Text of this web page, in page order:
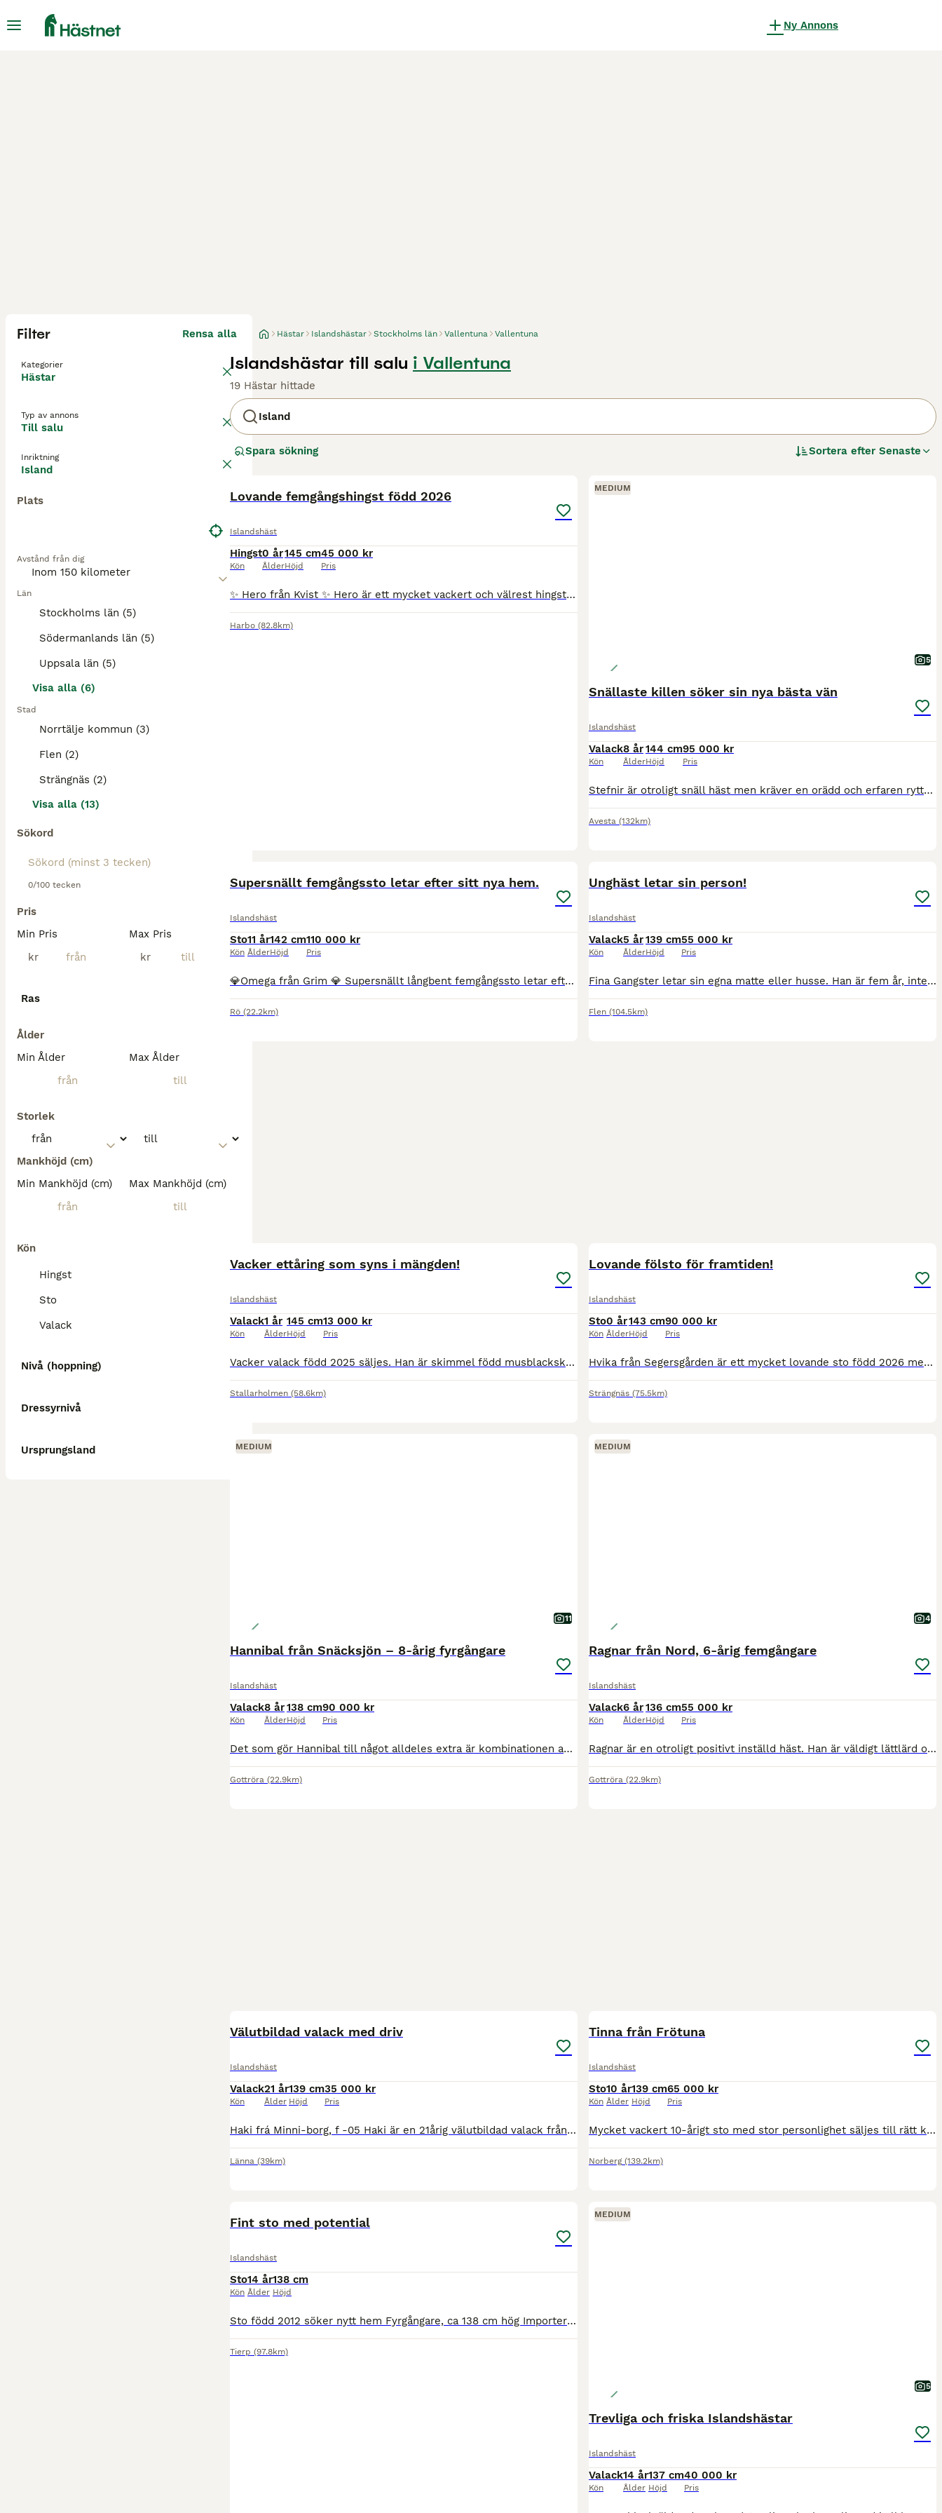
Ny Annons
Filter Rensa alla
Kategorier
Hästar
Typ av annons
Till salu
Inriktning
Island
Plats
Avstånd från dig
Län
Stockholms län (5)
Södermanlands län (5)
Uppsala län (5)
Visa alla (6)
Stad
Norrtälje kommun (3)
Flen (2)
Strängnäs (2)
Visa alla (13)
Sökord
0/100 tecken
Pris
Min Pris
kr
Max Pris
kr
Ras
Ålder
Min Ålder
Max Ålder
Storlek
Mankhöjd (cm)
Min Mankhöjd (cm)
Max Mankhöjd (cm)
Kön
Hingst
Sto
Valack
Nivå (hoppning)
Dressyrnivå
Ursprungsland
Hästar Islandshästar Stockholms län Vallentuna Vallentuna
Islandshästar till salu i Vallentuna
19 Hästar hittade
Island
Spara sökning Sortera efter Senaste
Lovande femgångshingst född 2026
Islandshäst
Hingst
Kön
0 år
Ålder
145 cm
Höjd
45 000 kr
Pris
✨ Hero från Kvist ✨ Hero är ett mycket vackert och välrest hingstföl. Han är lätt i typen med stora och elastiska rörelser. Han visar massor med tölt och en välbalanserad galopp.
Harbo (82.8km)
MEDIUM
5
Snällaste killen söker sin nya bästa vän
Islandshäst
Valack
Kön
8 år
Ålder
144 cm
Höjd
95 000 kr
Pris
Stefnir är otroligt snäll häst men kräver en orädd och erfaren ryttare då han har sin egen vilja, han är aldrig dum men väldigt bestämd och han vill gärna säga sitt och testa gränserna. När man hittat
Avesta (132km)
Supersnällt femgångssto letar efter sitt nya hem.
Islandshäst
Sto
Kön
11 år
Ålder
142 cm
Höjd
110 000 kr
Pris
💎Omega från Grim 💎 Supersnällt långbent femgångssto letar efter sitt nya hem. Fina jämna gångarter med flott tölt, bra trav och skritt. Bra galopp som blir bättre med mer styrka. Passen är taktsäke
Rö (22.2km)
Unghäst letar sin person!
Islandshäst
Valack
Kön
5 år
Ålder
139 cm
Höjd
55 000 kr
Pris
Fina Gangster letar sin egna matte eller husse. Han är fem år, inte inriden så det är tillfälle nu att starta direkt och forma honom som man vill. Han kommer absolut passa till tävlibg eller lyxig rid
Flen (104.5km)
Vacker ettåring som syns i mängden!
Islandshäst
Valack
Kön
1 år
Ålder
145 cm
Höjd
13 000 kr
Pris
Vacker valack född 2025 säljes. Han är skimmel född musblackskäck och visar redan ett otroligt lynne och fina gångarter! Han står på Island där han går i stor flock och min tanke var att han skulle
Stallarholmen (58.6km)
Lovande fölsto för framtiden!
Islandshäst
Sto
Kön
0 år
Ålder
143 cm
Höjd
90 000 kr
Pris
Hvika från Segersgården är ett mycket lovande sto född 2026 med attraktiv färgsättning – fux med bläs och tre vita ben. Hon kan dessutom komma att få ljusa ögon, även om det ännu är för tidigt att säg
Strängnäs (75.5km)
MEDIUM
11
Hannibal från Snäcksjön – 8-årig fyrgångare
Islandshäst
Valack
Kön
8 år
Ålder
138 cm
Höjd
90 000 kr
Pris
Det som gör Hannibal till något alldeles extra är kombinationen av hans otroliga utstrålning, stora steg och hans fantastiska psyke. När man ber om det finns kraften, snabbheten och energin. Däremell
Gottröra (22.9km)
MEDIUM
4
Ragnar från Nord, 6-årig femgångare
Islandshäst
Valack
Kön
6 år
Ålder
136 cm
Höjd
55 000 kr
Pris
Ragnar är en otroligt positivt inställd häst. Han är väldigt lättlärd och tycker att allt nytt är roligt. Han är arbetsvillig, otroligt social och har ett mycket stabilt psyke. Han har stort förtroend
Gottröra (22.9km)
Välutbildad valack med driv
Islandshäst
Valack
Kön
21 år
Ålder
139 cm
Höjd
35 000 kr
Pris
Haki frá Minni-borg, f -05 Haki är en 21årig välutbildad valack från Island. Han kan hanteras av alla, lättlärd och kommunikativ, dock en aning skeptisk i början. Älskar att bli ompysslad och hantera
Länna (39km)
Tinna från Frötuna
Islandshäst
Sto
Kön
10 år
Ålder
139 cm
Höjd
65 000 kr
Pris
Mycket vackert 10-årigt sto med stor personlighet säljes till rätt köpare. Mycket känslig typ. Ej för nybörjare. Pigg och framåt. Snäll att sköta och sko. Van att ridas ensam, med kompis och i trafik
Norberg (139.2km)
Fint sto med potential
Islandshäst
Sto
Kön
14 år
Ålder
138 cm
Höjd
Sto född 2012 söker nytt hem Fyrgångare, ca 138 cm hög Importerad från Island 2021, ingen eksem eller fång Skadehistorik finns, men fullt försäkrad utan reservationer Helt okomplicerad i all hante
Tierp (97.8km)
MEDIUM
5
Trevliga och friska Islandshästar
Islandshäst
Valack
Kön
14 år
Ålder
137 cm
Höjd
40 000 kr
Pris